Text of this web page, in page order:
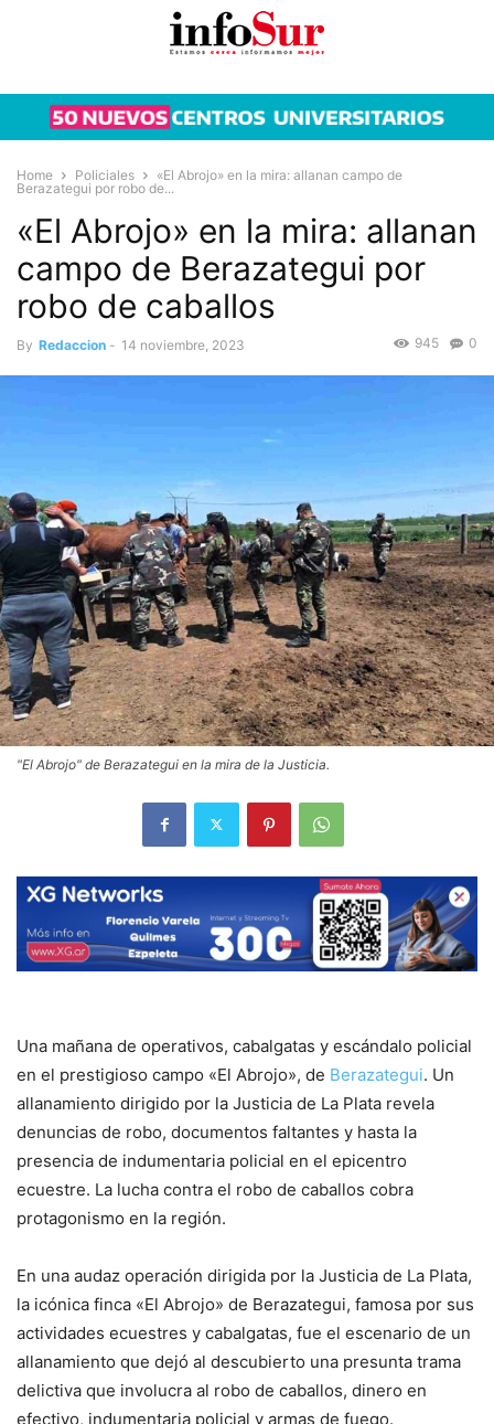
Home Policiales
«El Abrojo» en la mira: allanan campo de
Berazategui por robo de...
«El Abrojo» en la mira: allanan
campo de Berazategui por
robo de caballos
By Redaccion - 14 noviembre, 2023 0
945
"El Abrojo" de Berazategui en la mira de la Justicia.
Una mañana de operativos, cabalgatas y escándalo policial
en el prestigioso campo «El Abrojo», de Berazategui. Un
allanamiento dirigido por la Justicia de La Plata revela
denuncias de robo, documentos faltantes y hasta la
presencia de indumentaria policial en el epicentro
ecuestre. La lucha contra el robo de caballos cobra
protagonismo en la región.
En una audaz operación dirigida por la Justicia de La Plata,
la icónica finca «El Abrojo» de Berazategui, famosa por sus
actividades ecuestres y cabalgatas, fue el escenario de un
allanamiento que dejó al descubierto una presunta trama
delictiva que involucra al robo de caballos, dinero en
efectivo, indumentaria policial y armas de fuego.